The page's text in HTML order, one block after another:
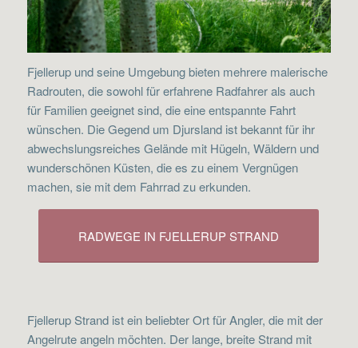
Fjellerup und seine Umgebung bieten mehrere malerische
Radrouten, die sowohl für erfahrene Radfahrer als auch
für Familien geeignet sind, die eine entspannte Fahrt
wünschen. Die Gegend um Djursland ist bekannt für ihr
abwechslungsreiches Gelände mit Hügeln, Wäldern und
wunderschönen Küsten, die es zu einem Vergnügen
machen, sie mit dem Fahrrad zu erkunden.
RADWEGE IN FJELLERUP STRAND
Fjellerup Strand ist ein beliebter Ort für Angler, die mit der
Angelrute angeln möchten. Der lange, breite Strand mit